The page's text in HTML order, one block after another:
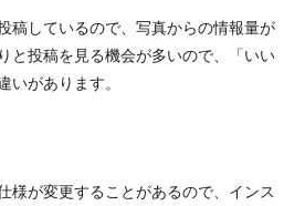
稿しているので、写真からの情報量が
と投稿を見る機会が多いので、「いい
いがあります。
様が変更することがあるので、インス